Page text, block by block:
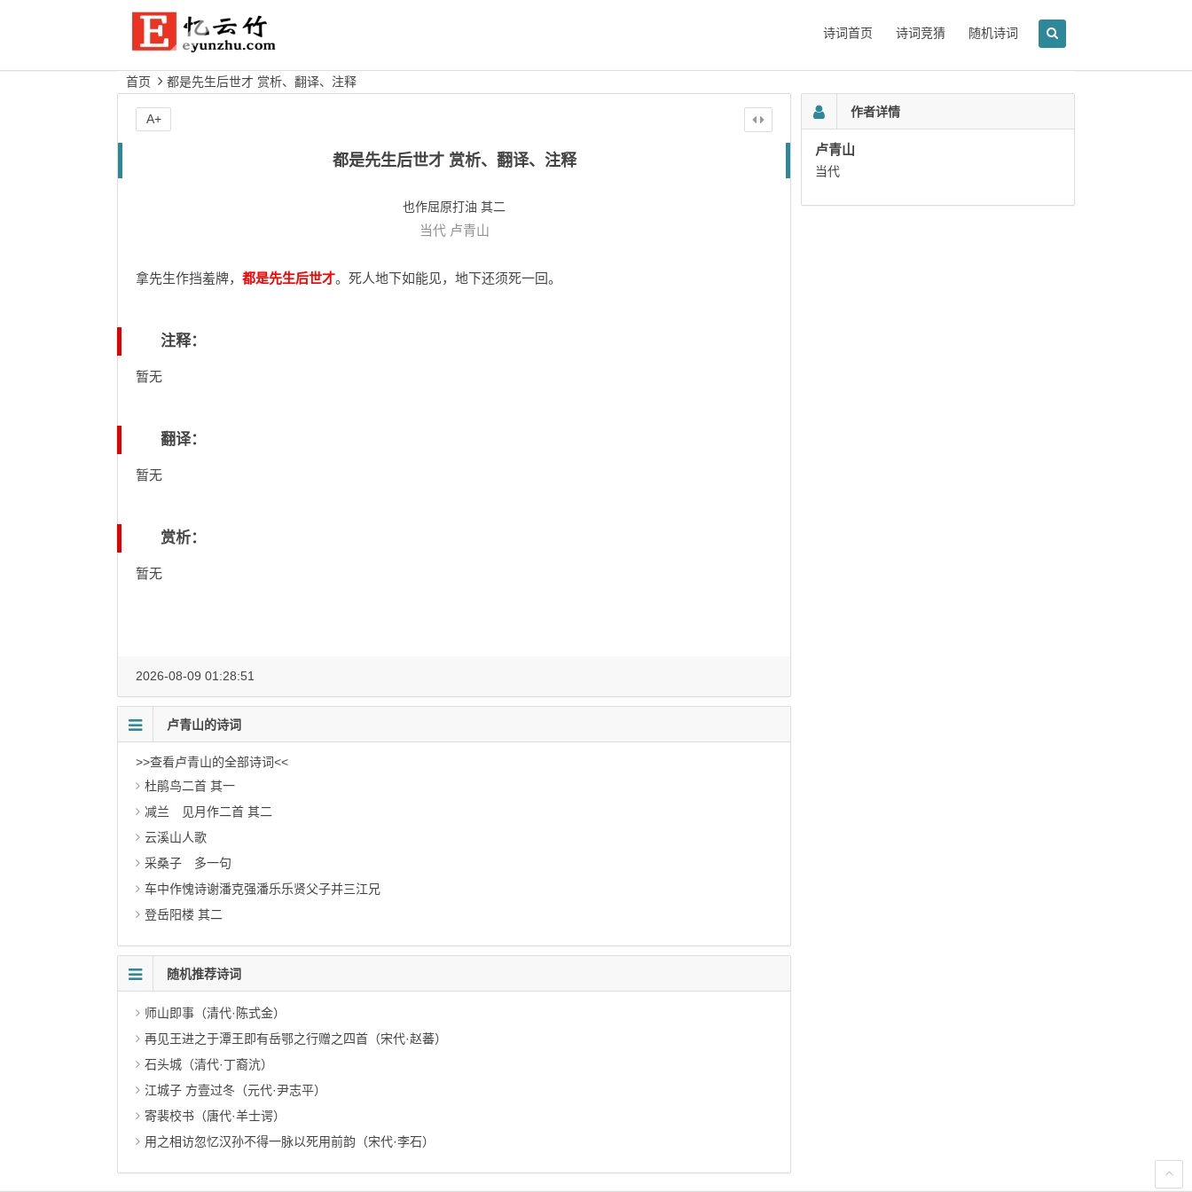
诗词首页 诗词竞猜 随机诗词
首页 都是先生后世才 赏析、翻译、注释
都是先生后世才 赏析、翻译、注释
也作屈原打油 其二
当代 卢青山
拿先生作挡羞牌， 都是先生后世才。死人地下如能见，地下还须死一回。
注释：
暂无
翻译：
暂无
赏析：
暂无
A+
2026-08-09 01:28:51
卢青山的诗词
>>查看卢青山的全部诗词<<
杜鹃鸟二首 其一
减兰 见月作二首 其二
云溪山人歌
采桑子 多一句
车中作愧诗谢潘克强潘乐乐贤父子并三江兄
登岳阳楼 其二
随机推荐诗词
师山即事（清代·陈式金）
再见王进之于潭王即有岳鄂之行赠之四首（宋代·赵蕃）
石头城（清代·丁裔沆）
江城子 方壹过冬（元代·尹志平）
寄裴校书（唐代·羊士谔）
用之相访忽忆汉孙不得一脉以死用前韵（宋代·李石）
作者详情
卢青山
当代